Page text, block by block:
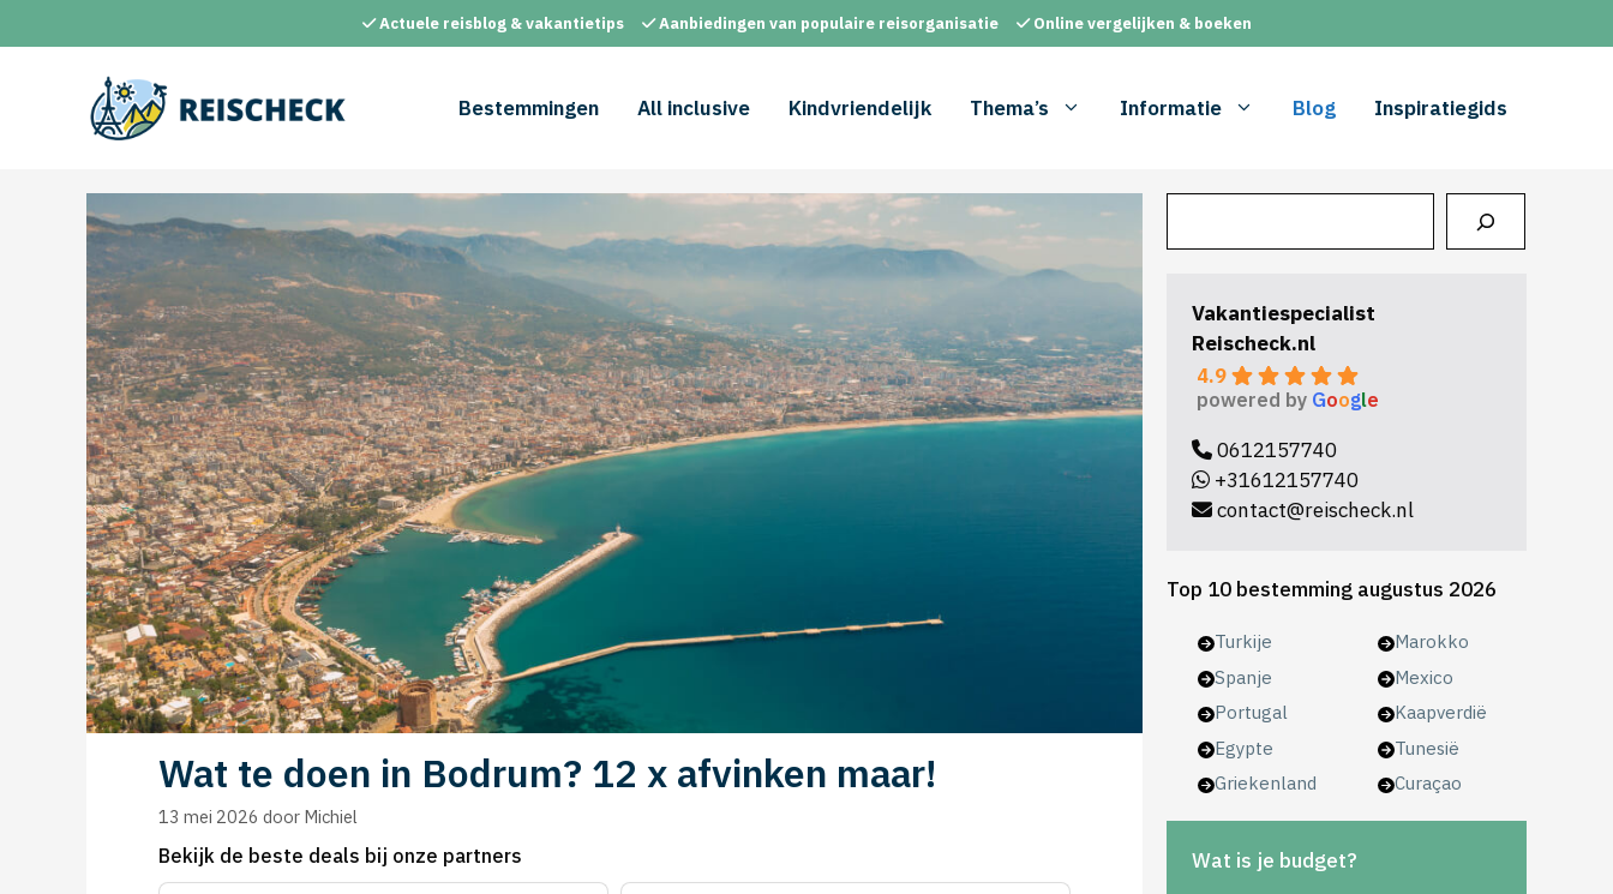
naar
Actuele reisblog & vakantietips Aanbiedingen van populaire reisorganisatie Online vergelijken & boeken
Bestemmingen All inclusive Kindvriendelijk Thema’s Informatie Blog Inspiratiegids
Wat te doen in Bodrum? 12 x afvinken maar!
13 mei 2026 door Michiel
Bekijk de beste deals bij onze partners
Vakantiespecialist
Reischeck.nl
4.9
powered by Google
0612157740
+31612157740
contact@reischeck.nl
Top 10 bestemming augustus 2026
Turkije
Spanje
Portugal
Egypte
Griekenland
Marokko
Mexico
Kaapverdië
Tunesië
Curaçao
Wat is je budget?